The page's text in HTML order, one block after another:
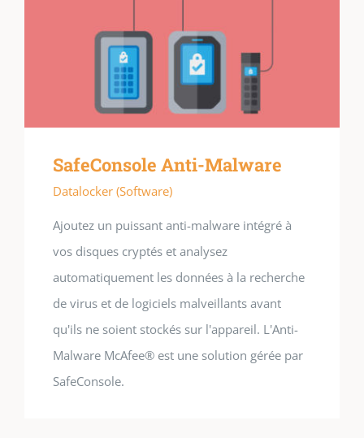
SafeConsole Anti-Malware
Datalocker (Software)
Ajoutez un puissant anti-malware intégré à
vos disques cryptés et analysez
automatiquement les données à la recherche
de virus et de logiciels malveillants avant
qu'ils ne soient stockés sur l'appareil. L'Anti-
Malware McAfee® est une solution gérée par
SafeConsole.